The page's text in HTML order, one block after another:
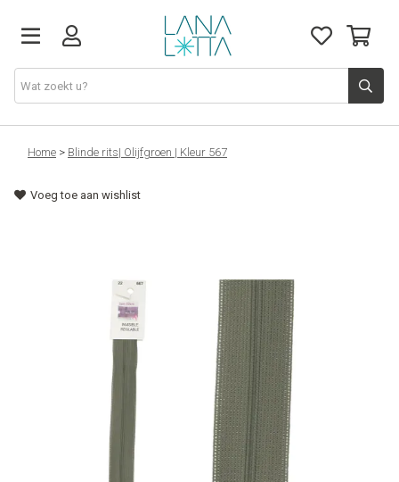
Stoffen
Fournituren
Naaimachines
Home > Blinde rits| Olijfgroen | Kleur 567
Voeg toe aan wishlist